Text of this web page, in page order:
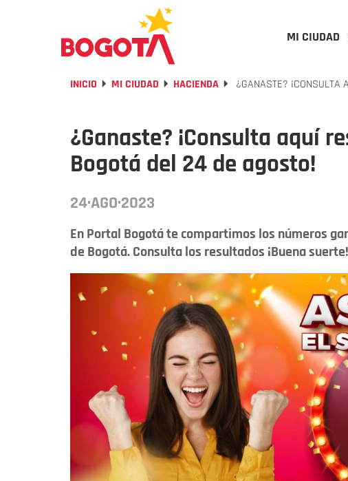
MI CIUDAD
INICIO MI CIUDAD HACIENDA ¿GANASTE? ¡CONSULTA
¿Ganaste? ¡Consulta aquí
Bogotá del 24 de agosto!
24·AGO·2023
En Portal Bogotá te compartimos los números
de Bogotá. Consulta los resultados ¡Buena suerte!